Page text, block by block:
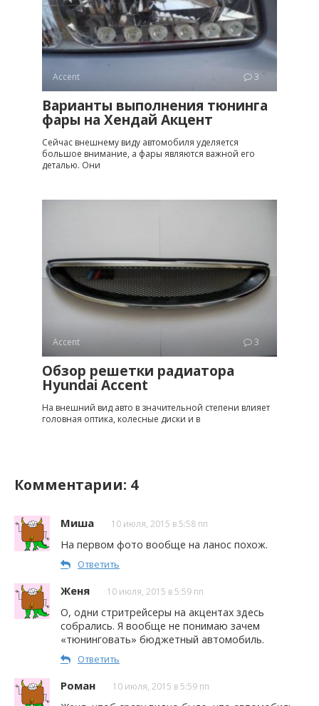
Accent 3
Варианты выполнения тюнинга
фары на Хендай Акцент
Сейчас внешнему виду автомобиля уделяется
большое внимание, а фары являются важной его
деталью. Они
Accent 3
Обзор решетки радиатора
Hyundai Accent
На внешний вид авто в значительной степени влияет
головная оптика, колесные диски и в
Комментарии: 4
Миша 10 июля, 2015 в 5:58 пп
На первом фото вообще на ланос похож.
Ответить
Женя 10 июля, 2015 в 5:59 пп
О, одни стритрейсеры на акцентах здесь
собрались. Я вообще не понимаю зачем
«тюнинговать» бюджетный автомобиль.
Ответить
Роман 10 июля, 2015 в 5:59 пп